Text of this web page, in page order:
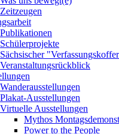
Zeitzeugen
Publikationen
Schülerprojekte
Sächsischer
Veranstaltungsrückblick
Wanderausstellungen
Plakat-Ausstellungen
Virtuelle Ausstellungen
Mythos
Power to the People